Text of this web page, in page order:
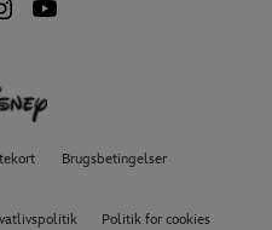
Brugsbetingelser
Politik for cookies